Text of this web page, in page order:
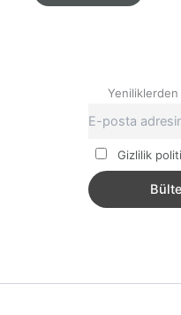
Yeniliklerden
Gizlilik